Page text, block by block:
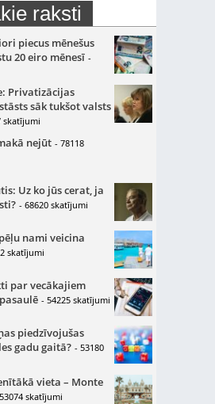
raksti
piecus mēnešus
20 eiro mēnesī -
Privatizācijas
sāk tukšot valsts
skatījumi
nejūt - 78118
Uz ko jūs cerat, ja
- 68620 skatījumi
nami veicina
skatījumi
par vecākajiem
- 54225 skatījumi
piedzīvojušas
gadu gaitā? - 53180
vieta – Monte
skatījumi